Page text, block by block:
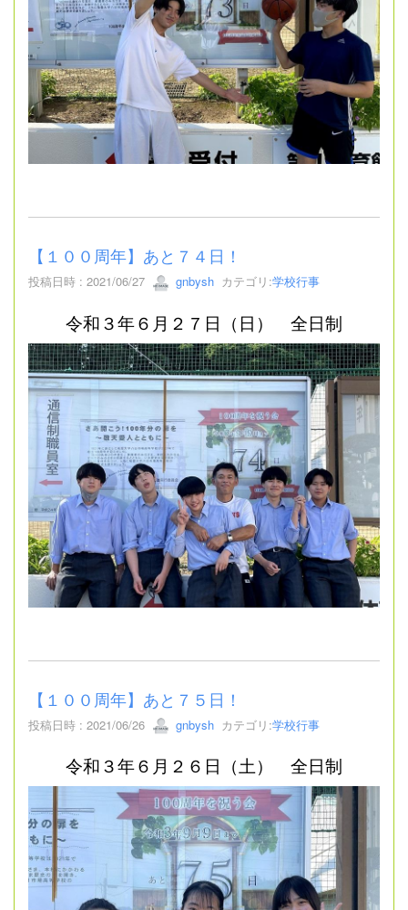
【１００周年】あと７４日！
投稿日時 : 2021/06/27 gnbysh カテゴリ:学校行事
令和３年６月２７日（日） 全日制
【１００周年】あと７５日！
投稿日時 : 2021/06/26 gnbysh カテゴリ:学校行事
令和３年６月２６日（土） 全日制